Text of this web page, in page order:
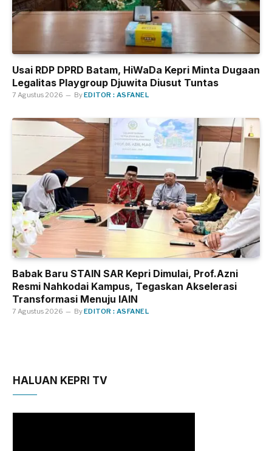
Usai RDP DPRD Batam, HiWaDa Kepri Minta Dugaan
Legalitas Playgroup Djuwita Diusut Tuntas
7 Agustus 2026 ByEDITOR : ASFANEL
Babak Baru STAIN SAR Kepri Dimulai, Prof.Azni
Resmi Nahkodai Kampus, Tegaskan Akselerasi
Transformasi Menuju IAIN
7 Agustus 2026 ByEDITOR : ASFANEL
HALUAN KEPRI TV